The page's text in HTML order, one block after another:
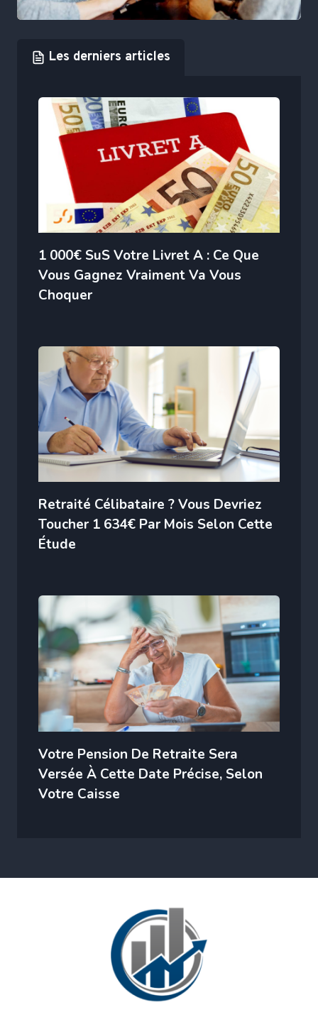
Les derniers articles
1 000€ SuS Votre Livret A : Ce Que
Vous Gagnez Vraiment Va Vous
Choquer
Retraité Célibataire ? Vous Devriez
Toucher 1 634€ Par Mois Selon Cette
Étude
Votre Pension De Retraite Sera
Versée À Cette Date Précise, Selon
Votre Caisse